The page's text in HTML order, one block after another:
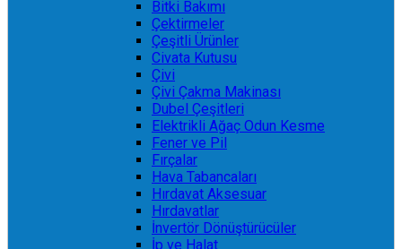
Bitki Bakımı
Çektirmeler
Çeşitli Ürünler
Civata Kutusu
Çivi
Çivi Çakma Makinası
Dubel Çeşitleri
Elektrikli Ağaç Odun Kesme
Fener ve Pil
Fırçalar
Hava Tabancaları
Hırdavat Aksesuar
Hırdavatlar
İnvertör Dönüştürücüler
İp ve Halat